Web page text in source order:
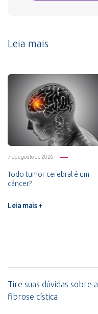
Leia mais
7 de agosto de 2026
Todo tumor cerebral é um
câncer?
Leia mais +
Tire suas dúvidas sobre a
fibrose cística